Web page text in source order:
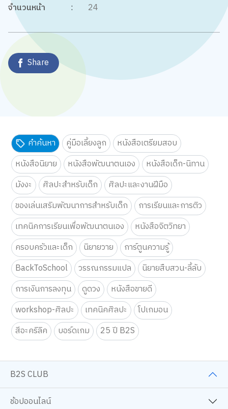
จำนวนหน้า
: 24
Share
คำค้นหา คู่มือเลี้ยงลูก
หนังสือเตรียมสอบ
หนังสือนิยาย
หนังสือพัฒนาตนเอง
หนังสือเด็ก-นิทาน
มังงะ
ศิลปะสำหรับเด็ก
ศิลปะและงานฝีมือ
ของเล่นเสริมพัฒนาการสำหรับเด็ก
การเรียนและการติว
เทคนิคการเรียนเพื่อพัฒนาตนเอง
หนังสือจิตวิทยา
ครอบครัวและเด็ก
นิยายวาย
การ์ตูนความรู้
BackToSchool
วรรณกรรมแปล
นิยายสืบสวน-ลี้ลับ
การเงินการลงทุน
ดูดวง
หนังสือขายดี
workshop-ศิลปะ
เทคนิคศิลปะ
โปเกมอน
สีอะคริลิค
บอร์ดเกม 25 ปี B2S
B2S CLUB
ช้อปออนไลน์